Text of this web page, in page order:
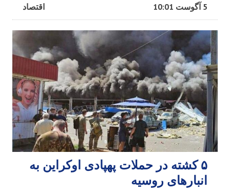
اقتصاد 5 آگوست 10:01
۵ کشته در حملات پهپادی اوکراین به
انبارهای روسیه